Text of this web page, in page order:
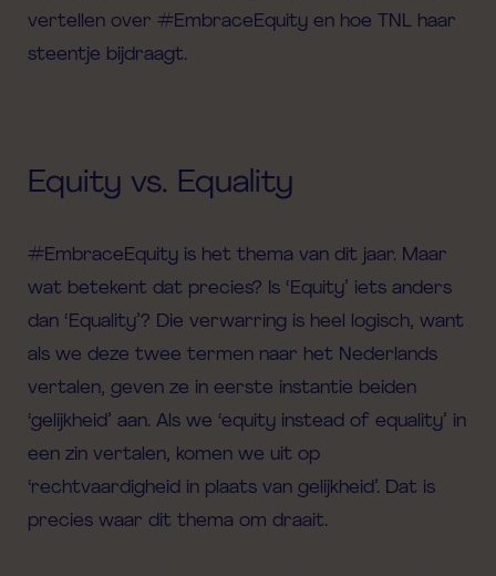
vertellen over #EmbraceEquity en hoe
TNL haar
steentje bijdraagt.
Equity vs. Equality
#EmbraceEquity is het thema van dit jaar. Maar
wat betekent dat precies? Is ‘Equity’ iets anders
dan ‘Equality’? Die verwarring is heel logisch, want
als we deze twee termen naar het Nederlands
vertalen, geven ze in eerste instantie beiden
‘gelijkheid’ aan. Als we ‘equity instead of equality’ in
een zin vertalen, komen we uit op
‘rechtvaardigheid in plaats van gelijkheid’. Dat is
precies waar dit thema om draait.